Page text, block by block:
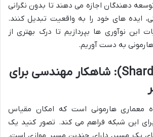
دهندگان اجازه می دهند تا بدون نگرانی
ایده های خود را به واقعیت تبدیل کنند.
این نوآوری ها بپردازیم تا درک بهتری از
به دست آوریم.
شاردینگ (Sharding): شاهکار مهندسی برای
معماری هارمونی است که امکان مقیاس
این شبکه فراهم می کند. تصور کنید یک